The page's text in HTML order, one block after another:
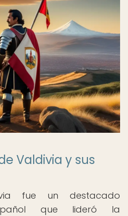
Valdivia y sus
fue un destacado
que lideró la